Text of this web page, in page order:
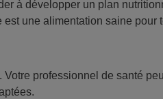
à développer un plan
une alimentation saine pour
professionnel de santé